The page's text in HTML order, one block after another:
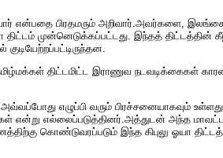
என்பதை பிரதமரும் அறிவார்.அவர்களை,
முன்னெடுக்கப்பட்டது. இந்தத் திட்டத்தின்
திட்டமிட்ட இராணுவ நடவடிக்கைகள்
எழுப்பி வரும் பிரச்சனையாகவும் உள்ளது.
என்று எல்லைப்படுத்தினர்.அத்துடன் அந்த
கொண்டுவரப்படும் இந்த கிபுலு ஓயா